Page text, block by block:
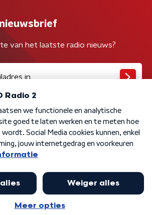
nieuwsbrief
van het laatste radio nieuws?
Privacybeleid